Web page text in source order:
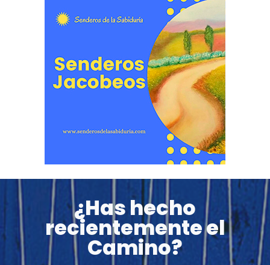
¿Has hecho
recientemente el
Camino?